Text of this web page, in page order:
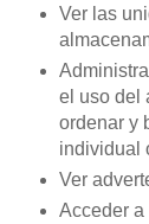
Ver las
el uso del
ordenar y
individual
Ver
Acceder a